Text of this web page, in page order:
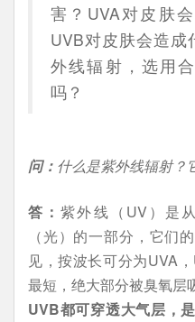
害？UVA对皮肤
UVB对皮肤会造
外线辐射，选用
吗？
问： 什么是紫外线辐射？
答：紫外线（UV）是
（光）的一部分，它们
见，按波长可分为UVA
最短，绝大部分被臭氧层
UVB都可穿透大气层，